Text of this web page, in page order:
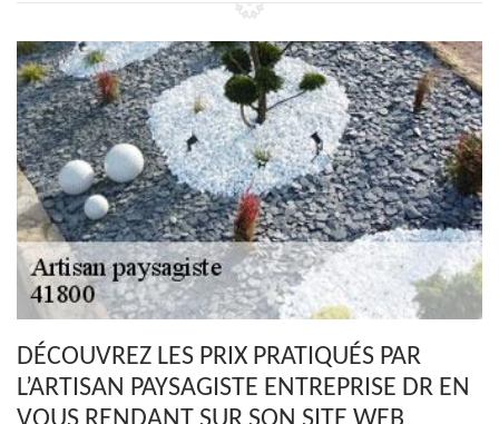
DÉCOUVREZ LES PRIX PRATIQUÉS PAR
L’ARTISAN PAYSAGISTE ENTREPRISE DR EN